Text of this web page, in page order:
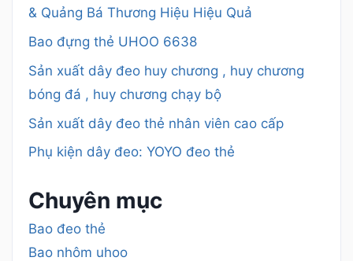
& Quảng Bá Thương Hiệu Hiệu Quả
Bao đựng thẻ UHOO 6638
Sản xuất dây đeo huy chương , huy chương
bóng đá , huy chương chạy bộ
Sản xuất dây đeo thẻ nhân viên cao cấp
Phụ kiện dây đeo: YOYO đeo thẻ
Chuyên mục
Bao đeo thẻ
Bao nhôm uhoo